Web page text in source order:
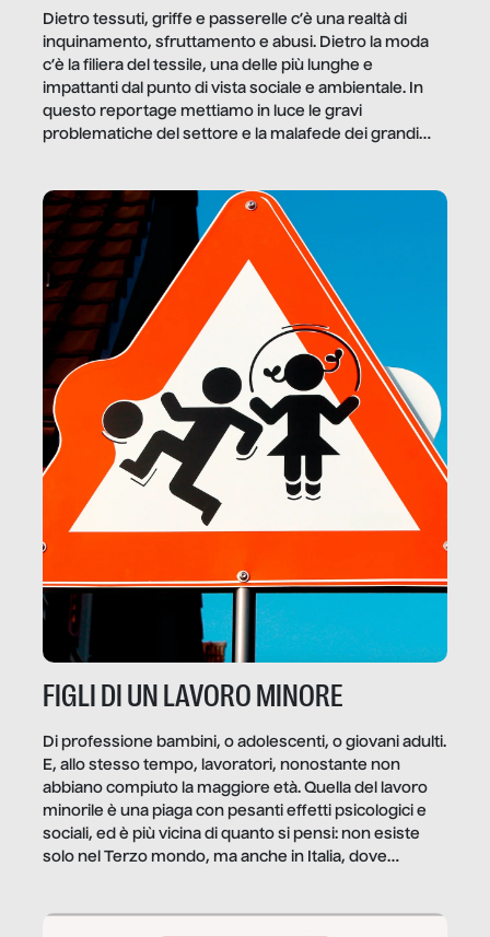
Dietro tessuti, griffe e passerelle c’è una realtà di
inquinamento, sfruttamento e abusi. Dietro la moda
c’è la filiera del tessile, una delle più lunghe e
impattanti dal punto di vista sociale e ambientale. In
questo reportage mettiamo in luce le gravi
problematiche del settore e la malafede dei grandi
FIGLI DI UN LAVORO MINORE
Di professione bambini, o adolescenti, o giovani adulti.
E, allo stesso tempo, lavoratori, nonostante non
abbiano compiuto la maggiore età. Quella del lavoro
minorile è una piaga con pesanti effetti psicologici e
sociali, ed è più vicina di quanto si pensi: non esiste
solo nel Terzo mondo, ma anche in Italia, dove